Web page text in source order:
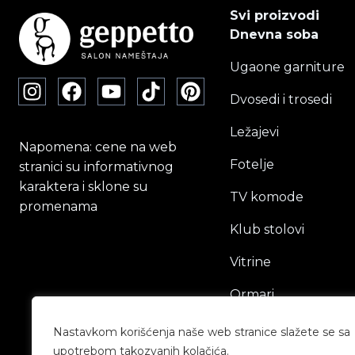
Nastavkom korišćenja naše web stranice slažete se sa
upotrebom takozvanih kolačića.
Napomena: cene na web
stranici su informativnog
karaktera i sklone su
promenama
Svi proizvodi
Dnevna soba
Ugaone garniture
Dvosedi i trosedi
Ležajevi
Fotelje
TV komode
Klub stolovi
Vitrine
Ormari
Radni stolovi